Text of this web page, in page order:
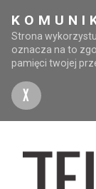
Strona
oznacza na to
pamięci twojej
X